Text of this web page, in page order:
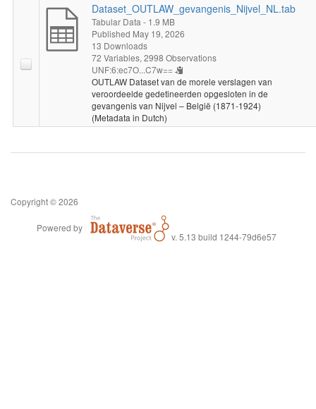
Dataset_OUTLAW_gevangenis_Nijvel_NL.tab
Tabular Data - 1.9 MB
Published May 19, 2026
13 Downloads
72 Variables, 2998 Observations
UNF:6:ec7O...C7w==
OUTLAW Dataset van de morele verslagen van
veroordeelde gedetineerden opgesloten in de
gevangenis van Nijvel – België (1871-1924)
(Metadata in Dutch)
Copyright © 2026
Powered by
v. 5.13 build 1244-79d6e57